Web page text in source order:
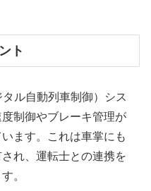
ト
ル自動列車制御）シス
制御やブレーキ管理が
ます。これは車掌にも
れ、運転士との連携を
。